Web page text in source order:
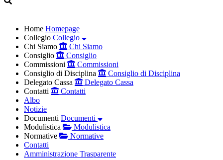
Home Homepage
Collegio Collegio
Chi Siamo
Chi Siamo
Consiglio
Consiglio
Commissioni
Commissioni
Consiglio di Disciplina
Consiglio di Disciplina
Delegato Cassa
Delegato Cassa
Contatti
Contatti
Albo
Notizie
Documenti Documenti
Modulistica
Modulistica
Normative
Normative
Contatti
Amministrazione Trasparente